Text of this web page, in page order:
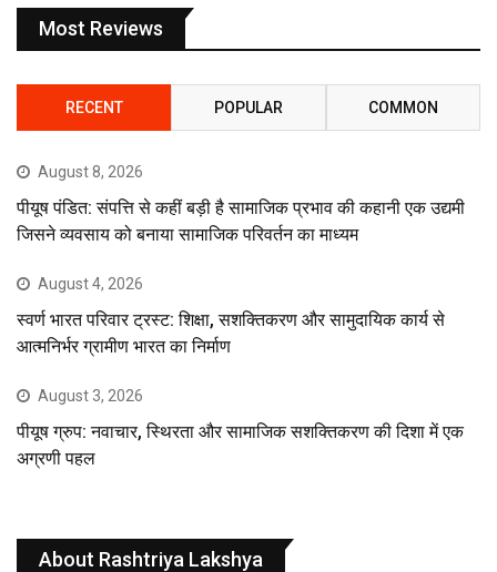
Most Reviews
RECENT POPULAR COMMON
August 8, 2026
पीयूष पंडित: संपत्ति से कहीं बड़ी है सामाजिक प्रभाव की कहानी एक उद्यमी
जिसने व्यवसाय को बनाया सामाजिक परिवर्तन का माध्यम
August 4, 2026
स्वर्ण भारत परिवार ट्रस्ट: शिक्षा, सशक्तिकरण और सामुदायिक कार्य से
आत्मनिर्भर ग्रामीण भारत का निर्माण
August 3, 2026
पीयूष ग्रुप: नवाचार, स्थिरता और सामाजिक सशक्तिकरण की दिशा में एक
अग्रणी पहल
About Rashtriya Lakshya